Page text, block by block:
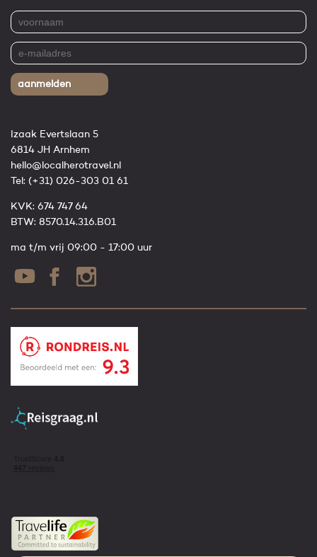
aanmelden
Izaak Evertslaan 5
6814 JH Arnhem
hello@localherotravel.nl
Tel: (+31) 026-303 01 61
KVK: 674 747 64
BTW: 8570.14.316.B01
ma t/m vrij 09:00 - 17:00 uur